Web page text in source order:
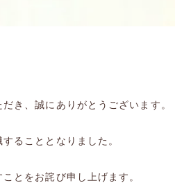
き、誠にありがとうございます。
ることとなりました。
とをお詫び申し上げます。